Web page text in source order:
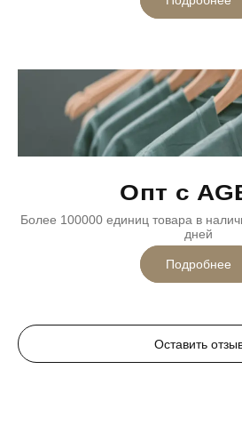
Опт с
Более 100000 единиц товара в
дней
Подробнее
Оставить